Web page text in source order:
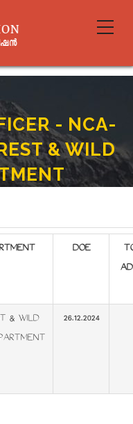
- NCA-
& WILD
DOE
& WILD
26.12.2024